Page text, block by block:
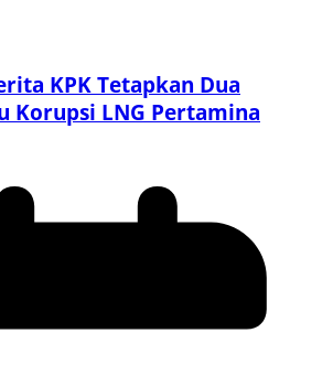
KPK Tetapkan Dua
Korupsi LNG Pertamina